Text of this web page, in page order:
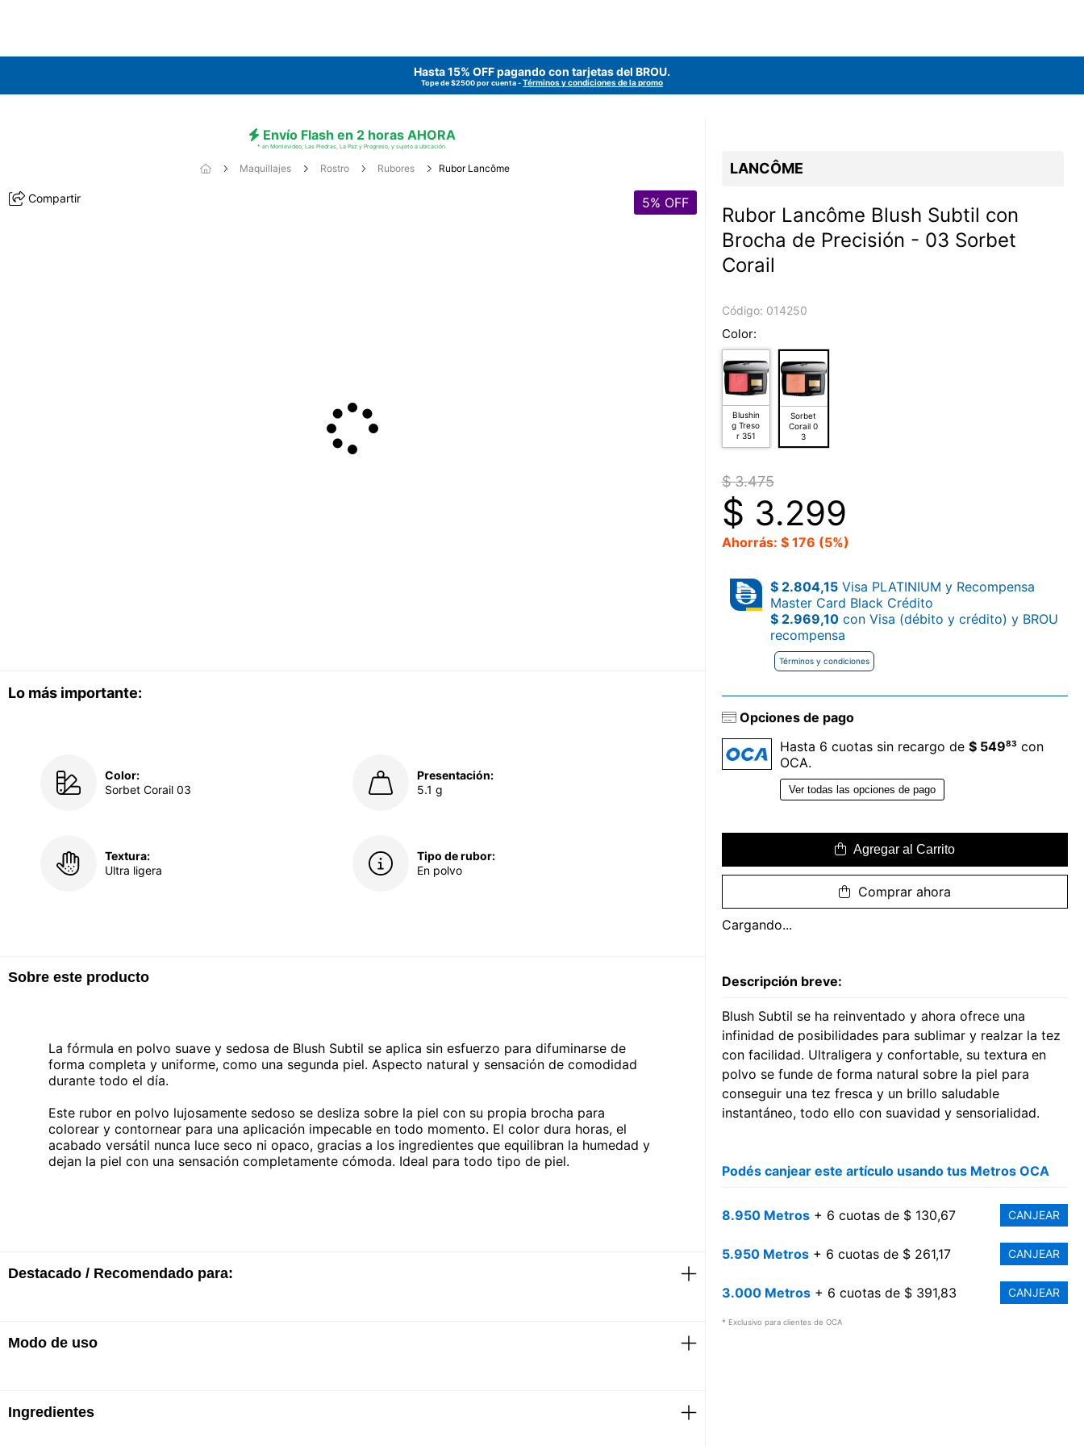
Hasta 15% OFF pagando con tarjetas del BROU.
Tope de $2500 por cuenta -Términos y condiciones de la promo
Envío Flash en 2 horas AHORA
* en Montevideo, Las Piedras, La Paz y Progreso, y sujeto a ubicación.
Maquillajes Rostro Rubores Rubor Lancôme
Compartir 5% OFF
Lo más importante:
Color:
Sorbet Corail 03
Presentación:
5.1 g
Textura:
Ultra ligera
Tipo de rubor:
En polvo
Sobre este producto
La fórmula en polvo suave y sedosa de Blush Subtil se aplica sin esfuerzo para difuminarse de
forma completa y uniforme, como una segunda piel. Aspecto natural y sensación de comodidad
durante todo el día.
Este rubor en polvo lujosamente sedoso se desliza sobre la piel con su propia brocha para
colorear y contornear para una aplicación impecable en todo momento. El color dura horas, el
acabado versátil nunca luce seco ni opaco, gracias a los ingredientes que equilibran la humedad y
dejan la piel con una sensación completamente cómoda. Ideal para todo tipo de piel.
Destacado / Recomendado para:
· Proporciona un color duradero y de apariencia natural
· Su fórmula de microburbujas suave como la seda se desliza fácil y uniformemente sobre la piel
Modo de uso
la parte superior de los pómulos y extenderlo suavemente hacia las sienes para dar brillo al rostro
Ingredientes
LANCÔME
Rubor Lancôme Blush Subtil con
Brocha de Precisión - 03 Sorbet
Corail
Código: 014250
Color:
Blushin
g Treso
r 351
Sorbet
Corail 0
3
$ 3.475
$ 3.299
Ahorrás: $ 176 (5%)
$ 2.804,15Visa PLATINIUM y Recompensa
Master Card Black Crédito
$ 2.969,10con Visa (débito y crédito) y BROU
recompensa
Términos y condiciones
Opciones de pago
Hasta 6 cuotas sin recargo de $ 54983 con
OCA.
Ver todas las opciones de pago
Agregar al Carrito
Comprar ahora
Cargando...
Descripción breve:
Blush Subtil se ha reinventado y ahora ofrece una
infinidad de posibilidades para sublimar y realzar la tez
con facilidad. Ultraligera y confortable, su textura en
polvo se funde de forma natural sobre la piel para
conseguir una tez fresca y un brillo saludable
instantáneo, todo ello con suavidad y sensorialidad.
Podés canjear este artículo usando tus Metros OCA
8.950 Metros+ 6 cuotas de $ 130,67 CANJEAR
5.950 Metros+ 6 cuotas de $ 261,17 CANJEAR
3.000 Metros+ 6 cuotas de $ 391,83 CANJEAR
* Exclusivo para clientes de OCA